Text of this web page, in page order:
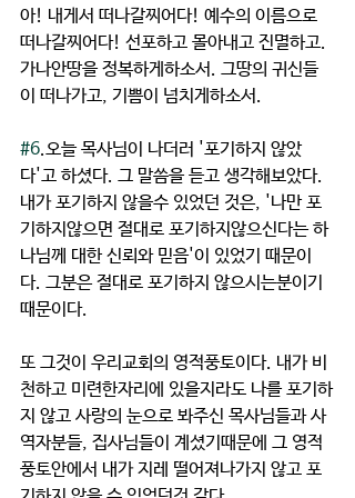
아! 내게서 떠나갈찌어다! 예수의 이름으로
떠나갈찌어다! 선포하고 몰아내고 진멸하고.
가나안땅을 정복하게하소서. 그땅의 귀신들
이 떠나가고, 기쁨이 넘치게하소서.
#6.오늘 목사님이 나더러 '포기하지 않았
다'고 하셨다. 그 말씀을 듣고 생각해보았다.
내가 포기하지 않을수 있었던 것은, '나만 포
기하지않으면 절대로 포기하지않으신다는 하
나님께 대한 신뢰와 믿음'이 있었기 때문이
다. 그분은 절대로 포기하지 않으시는분이기
때문이다.
또 그것이 우리교회의 영적풍토이다. 내가 비
천하고 미련한자리에 있을지라도 나를 포기하
지 않고 사랑의 눈으로 봐주신 목사님들과 사
역자분들, 집사님들이 계셨기때문에 그 영적
풍토안에서 내가 지레 떨어져나가지 않고 포